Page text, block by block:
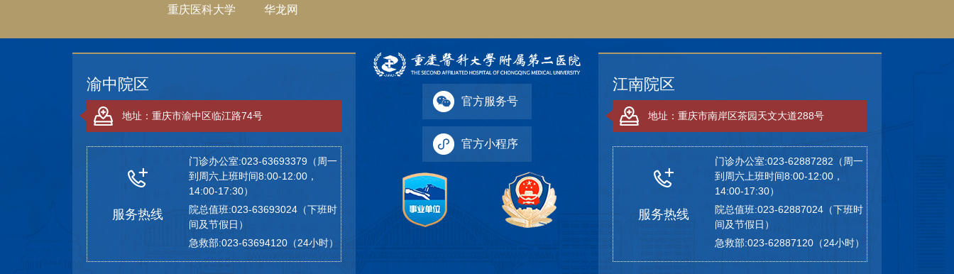
重庆医科大学 华龙网
渝中院区
地址：重庆市渝中区临江路74号
服务热线
门诊办公室:023-63693379（周一
到周六上班时间8:00-12:00，
14:00-17:30）
院总值班:023-63693024（下班时
间及节假日）
急救部:023-63694120（24小时）
官方服务号
官方小程序
江南院区
地址：重庆市南岸区茶园天文大道288号
服务热线
门诊办公室:023-62887282（周一
到周六上班时间8:00-12:00，
14:00-17:30）
院总值班:023-62887024（下班时
间及节假日）
急救部:023-62887120（24小时）